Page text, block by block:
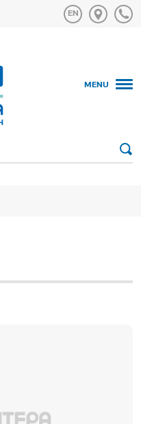
MENU